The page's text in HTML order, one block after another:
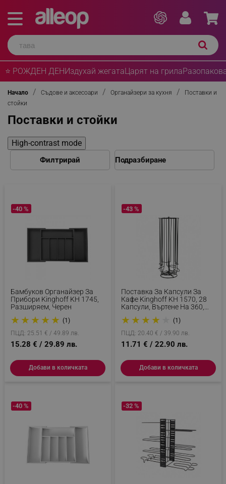
⭐ РОЖДЕН ДЕНИздухай жегатаЦарят на грила
Начало Съдове и аксесоари Органайзери за кухня
Поставки и
стойки
Поставки и стойки
High-contrast mode
Филтрирай
Бамбуков Органайзер За
Прибори Kinghoff KH 1745,
Разширяем, Черен
★ ★ ★ ★ ★ (1)
-40 %
ПЦД: 25.51 € / 49.89 лв.
15.28 € / 29.89 лв.
Добави в количката
Поставка За Капсули За
Кафе Kinghoff KH 1570, 28
Капсули, Въртене На 360,
Метална, Черен
★ ★ ★ ★ (1)
-43 %
ПЦД: 20.40 € / 39.90 лв.
11.71 € / 22.90 лв.
Добави в количката
-40 % -32 %